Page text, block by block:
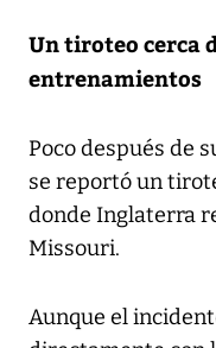
Un tiroteo cerca
entrenamientos
Poco después de
se reportó un
donde Inglaterra
Missouri.
Aunque el